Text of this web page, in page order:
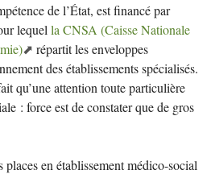
de l’État, est financé par
lequel la CNSA (Caisse Nationale
répartit les enveloppes
des établissements spécialisés.
qu’une attention toute particulière
: force est de constater que de gros
en établissement médico-social